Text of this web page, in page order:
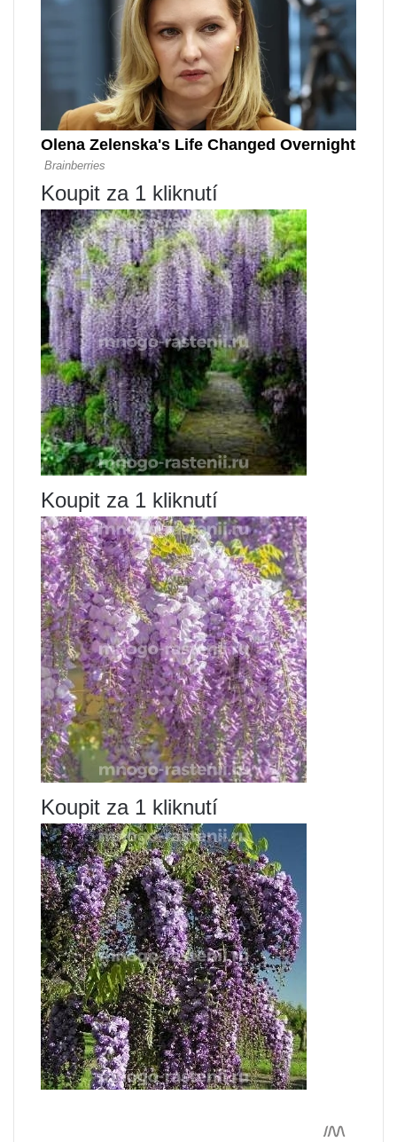
Koupit za 1 kliknutí
Koupit za 1 kliknutí
Koupit za 1 kliknutí